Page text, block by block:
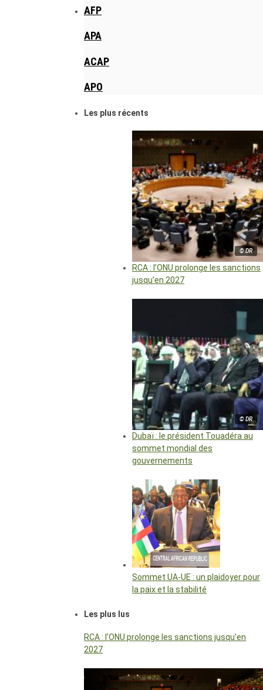
AFP
APA
ACAP
APO
Les plus récents
© DR
RCA : l’ONU prolonge les sanctions
jusqu’en 2027
© DR
Dubaï : le président Touadéra au
sommet mondial des
gouvernements
Sommet UA-UE : un plaidoyer pour
la paix et la stabilité
Les plus lus
RCA : l’ONU prolonge les sanctions jusqu’en
2027